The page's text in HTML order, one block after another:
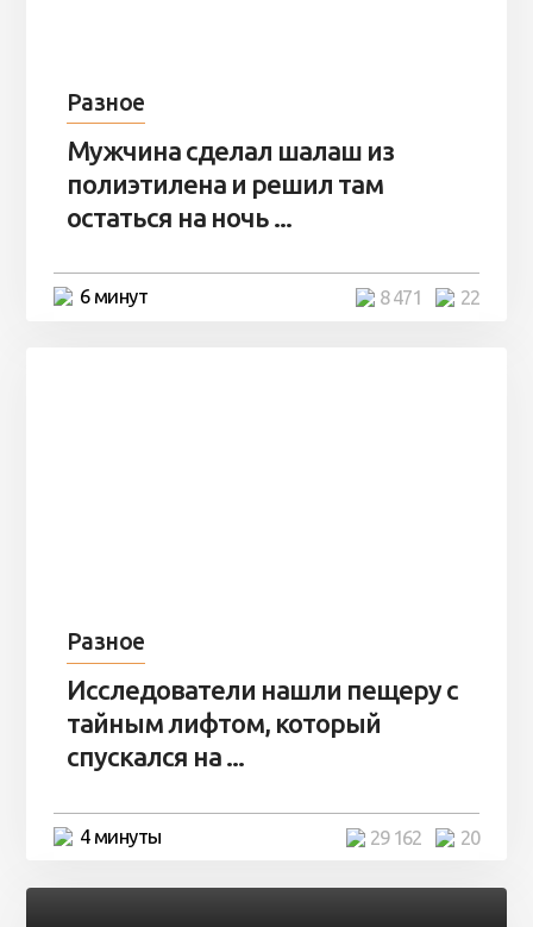
Разное
Мужчина сделал шалаш из
полиэтилена и решил там
остаться на ночь ...
6 минут 22
8 471
Разное
Исследователи нашли пещеру с
тайным лифтом, который
спускался на ...
4 минуты 20
29 162